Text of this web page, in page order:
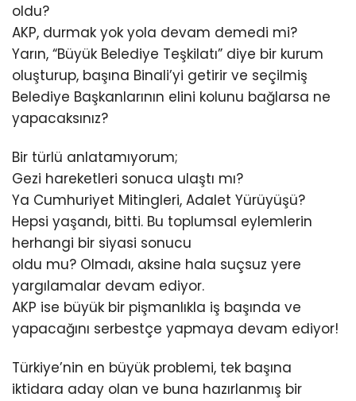
oldu?
AKP, durmak yok yola devam demedi mi?
Yarın, “Büyük Belediye Teşkilatı” diye bir kurum
oluşturup, başına Binali’yi getirir ve seçilmiş
Belediye Başkanlarının elini kolunu bağlarsa ne
yapacaksınız?
Bir türlü anlatamıyorum;
Gezi hareketleri sonuca ulaştı mı?
Ya Cumhuriyet Mitingleri, Adalet Yürüyüşü?
Hepsi yaşandı, bitti. Bu toplumsal eylemlerin
herhangi bir siyasi sonucu
oldu mu? Olmadı, aksine hala suçsuz yere
yargılamalar devam ediyor.
AKP ise büyük bir pişmanlıkla iş başında ve
yapacağını serbestçe yapmaya devam ediyor!
Türkiye’nin en büyük problemi, tek başına
iktidara aday olan ve buna hazırlanmış bir